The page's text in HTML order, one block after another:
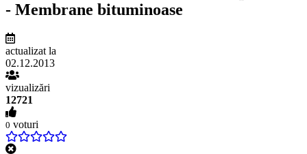
- Membrane bituminoase
actualizat la
02.12.2013
vizualizări
12721
0 voturi